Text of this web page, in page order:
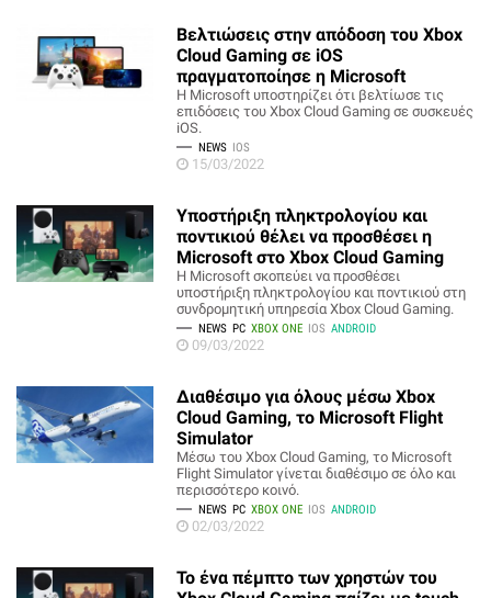
Βελτιώσεις στην απόδοση του Xbox
Cloud Gaming σε iOS
πραγματοποίησε η Microsoft
Η Microsoft υποστηρίζει ότι βελτίωσε τις
επιδόσεις του Xbox Cloud Gaming σε συσκευές
iOS.
NEWS IOS
15/03/2022
Υποστήριξη πληκτρολογίου και
ποντικιού θέλει να προσθέσει η
Microsoft στο Xbox Cloud Gaming
Η Microsoft σκοπεύει να προσθέσει
υποστήριξη πληκτρολογίου και ποντικιού στη
συνδρομητική υπηρεσία Xbox Cloud Gaming.
NEWS PC XBOX ONE IOS ANDROID
09/03/2022
Διαθέσιμο για όλους μέσω Xbox
Cloud Gaming, το Microsoft Flight
Simulator
Μέσω του Xbox Cloud Gaming, το Microsoft
Flight Simulator γίνεται διαθέσιμο σε όλο και
περισσότερο κοινό.
NEWS PC XBOX ONE IOS ANDROID
02/03/2022
Το ένα πέμπτο των χρηστών του